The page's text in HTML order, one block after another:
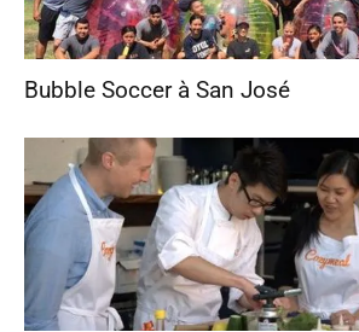
Bubble Soccer à San José